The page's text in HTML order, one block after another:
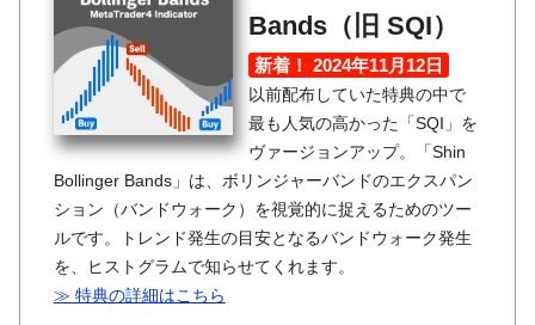
Bands（旧 SQI）
新着！ 2024年11月12日
以前配布していた特典の中で
最も人気の高かった「SQI」を
ヴァージョンアップ。「Shin
Bollinger Bands」は、ボリンジャーバンドのエクスパン
ション（バンドウォーク）を視覚的に捉えるためのツー
ルです。トレンド発生の目安となるバンドウォーク発生
を、ヒストグラムで知らせてくれます。
≫ 特典の詳細はこちら